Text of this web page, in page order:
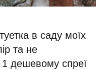
в саду моїх
та не
дешевому спреї